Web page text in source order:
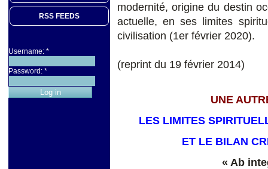
RSS FEEDS
Username: *
Password: *
modernité, origine du destin
actuelle, en ses limites
civilisation (1er février 2020).
(reprint du 19 février 2014)
UNE
LES LIMITES
ET LE BILAN
« Ab